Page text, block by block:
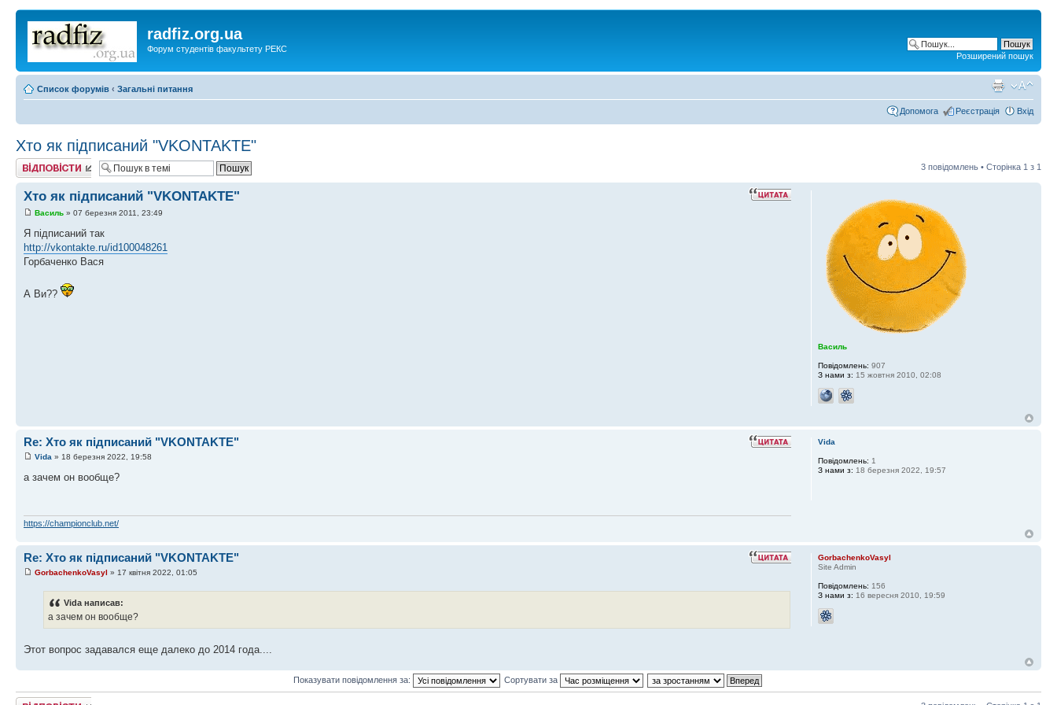
radfiz.org.ua
Форум студентів факультету РЕКС
Розширений пошук
Список форумів ‹ Загальні питання
Допомога Реєстрація Вхід
Хто як підписаний "VKONTAKTE"
Відповісти 3 повідомлень • Сторінка 1 з 1
Хто як підписаний "VKONTAKTE"
Василь » 07 березня 2011, 23:49
Я підписаний так
http://vkontakte.ru/id100048261
Горбаченко Вася
А Ви??
Василь
Повідомлень: 907
З нами з: 15 жовтня 2010, 02:08
Re: Хто як підписаний "VKONTAKTE"
Vida » 18 березня 2022, 19:58
а зачем он вообще?
https://championclub.net/
Vida
Повідомлень: 1
З нами з: 18 березня 2022, 19:57
Re: Хто як підписаний "VKONTAKTE"
GorbachenkoVasyl » 17 квітня 2022, 01:05
Vida написав:
а зачем он вообще?
Этот вопрос задавался еще далеко до 2014 года....
GorbachenkoVasyl
Site Admin
Повідомлень: 156
З нами з: 16 вересня 2010, 19:59
Показувати повідомлення за: Сортувати за
Відповісти